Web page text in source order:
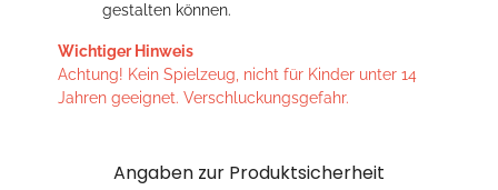
gestalten können.
Wichtiger Hinweis
Achtung! Kein Spielzeug, nicht für Kinder unter 14
Jahren geeignet. Verschluckungsgefahr.
Angaben zur Produktsicherheit